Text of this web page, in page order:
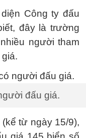
Công ty đấu
đây là trường
người tham
đấu giá.
từ ngày 15/9),